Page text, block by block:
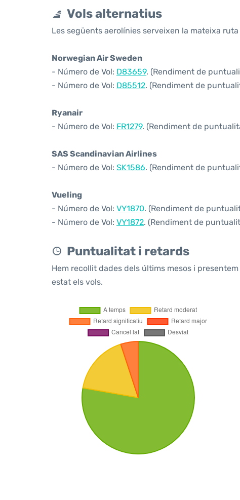
Vols alternatius
Les següents aerolínies serveixen la mateixa
Norwegian Air Sweden
- Número de Vol: D83659. (Rendiment de
- Número de Vol: D85512. (Rendiment de
Ryanair
- Número de Vol: FR1279. (Rendiment de
SAS Scandinavian Airlines
- Número de Vol: SK1586. (Rendiment de
Vueling
- Número de Vol: VY1870. (Rendiment de
- Número de Vol: VY1872. (Rendiment de
Puntualitat i retards
Hem recollit dades dels últims mesos i
estat els vols.